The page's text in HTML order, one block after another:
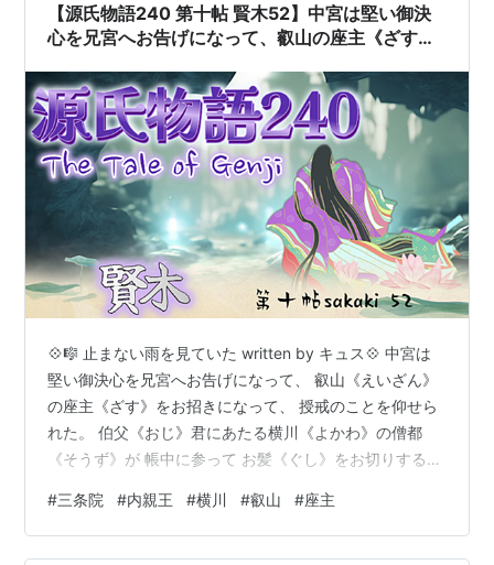
【源氏物語240 第十帖 賢木52】中宮は堅い御決
心を兄宮へお告げになって、叡山の座主《ざす》
💠🎼 止まない雨を見ていた written by キュス💠 中宮は
堅い御決心を兄宮へお告げになって、 叡山《えいざん》
の座主《ざす》をお招きになって、 授戒のことを仰せら
れた。 伯父《おじ》君にあたる横川《よかわ》の僧都
《そうず》が 帳中に参って お髪《ぐし》をお切りする時
な老人でさえいよいよ出家するのを見ては悲しいもので
ある。 まして何の予告もあそばさずに たちまちに脱履の
#三条院 #内親王 #横川 #叡山 #座主